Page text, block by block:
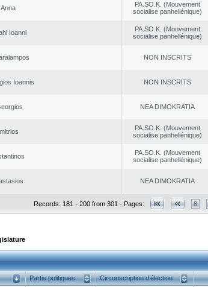
PA.SO.K. (Mouvement
socialise panhellénique)
Ioanni
PA.SO.K. (Mouvement
socialise panhellénique)
NON INSCRITS
Ioannis NON INSCRITS
NEA DΙMOKRATIA
PA.SO.K. (Mouvement
socialise panhellénique)
PA.SO.K. (Mouvement
socialise panhellénique)
NEA DΙMOKRATIA
Records: 181 - 200 from 301 - Pages: 8
Partis politiques Circonscription d’élection